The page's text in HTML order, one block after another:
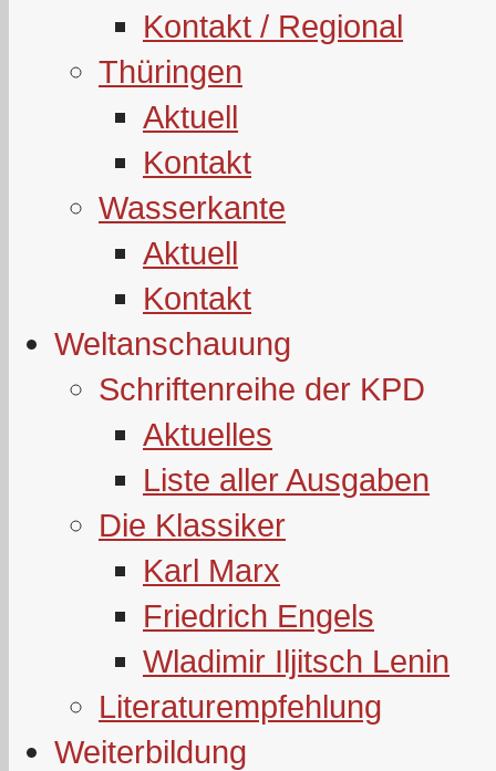
Kontakt / Regional
Thüringen
Aktuell
Kontakt
Wasserkante
Aktuell
Kontakt
Weltanschauung
Schriftenreihe der KPD
Aktuelles
Liste aller Ausgaben
Die Klassiker
Karl Marx
Friedrich Engels
Wladimir Iljitsch Lenin
Literaturempfehlung
Weiterbildung